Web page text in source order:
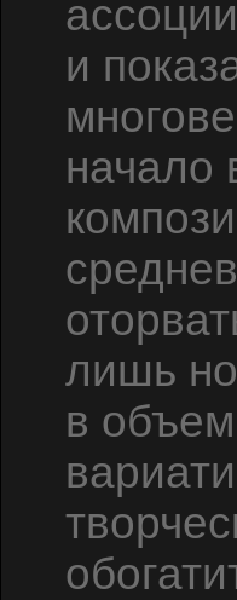
и
начало
лишь
в